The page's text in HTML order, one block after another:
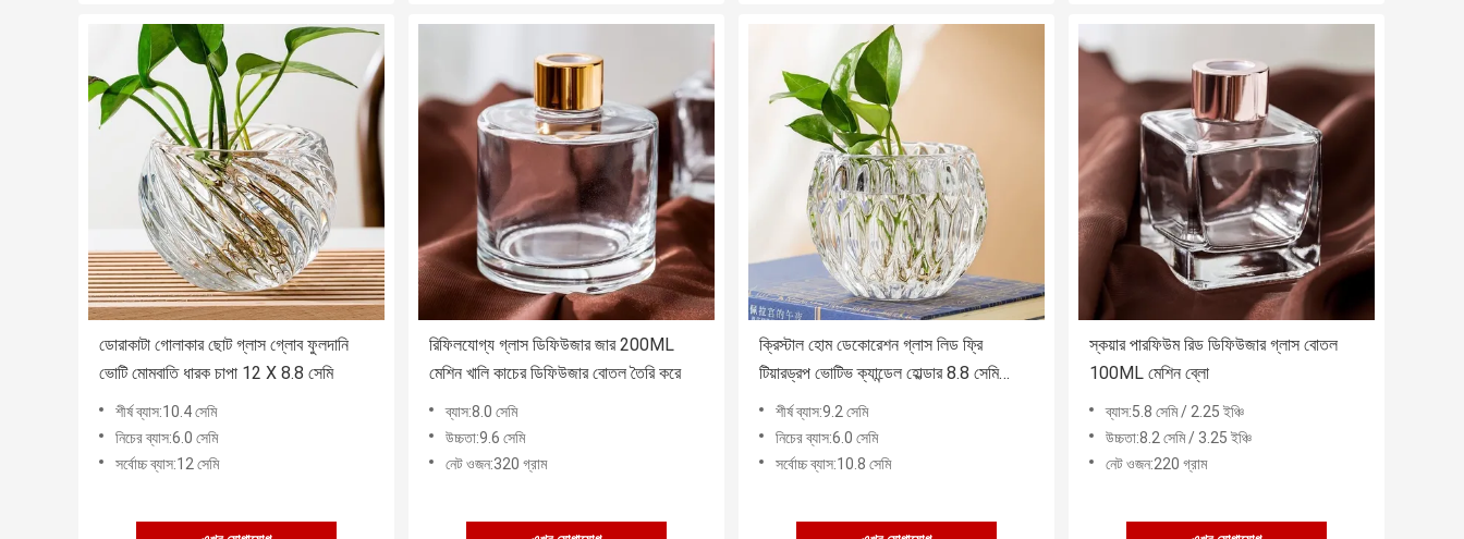
ডোরাকাটা গোলাকার ছোট গ্লাস গ্লোব ফুলদানি
ভোটি মোমবাতি ধারক চাপা 12 X 8.8 সেমি
শীর্ষ ব্যাস:10.4 সেমি
নিচের ব্যাস:6.0 সেমি
সর্বোচ্চ ব্যাস:12 সেমি
রিফিলযোগ্য গ্লাস ডিফিউজার জার 200ML
মেশিন খালি কাচের ডিফিউজার বোতল তৈরি করে
ব্যাস:8.0 সেমি
উচ্চতা:9.6 সেমি
নেট ওজন:320 গ্রাম
ক্রিস্টাল হোম ডেকোরেশন গ্লাস লিড ফ্রি
টিয়ারড্রপ ভোটিভ ক্যান্ডেল হোল্ডার 8.8 সেমি
উচ্চতা
শীর্ষ ব্যাস:9.2 সেমি
নিচের ব্যাস:6.0 সেমি
সর্বোচ্চ ব্যাস:10.8 সেমি
স্কয়ার পারফিউম রিড ডিফিউজার গ্লাস বোতল
100ML মেশিন ব্লো
ব্যাস:5.8 সেমি / 2.25 ইঞ্চি
উচ্চতা:8.2 সেমি / 3.25 ইঞ্চি
নেট ওজন:220 গ্রাম